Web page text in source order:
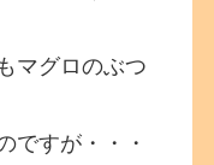
マグロのぶつ
ですが・・・